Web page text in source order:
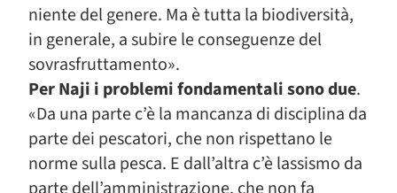
niente del genere. Ma è tutta la biodiversità,
in generale, a subire le conseguenze del
sovrasfruttamento».
Per Naji i problemi fondamentali sono due.
«Da una parte c’è la mancanza di disciplina da
parte dei pescatori, che non rispettano le
norme sulla pesca. E dall’altra c’è lassismo da